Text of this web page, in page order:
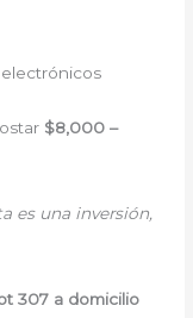
$8,000 –
es una inversión,
307 a domicilio